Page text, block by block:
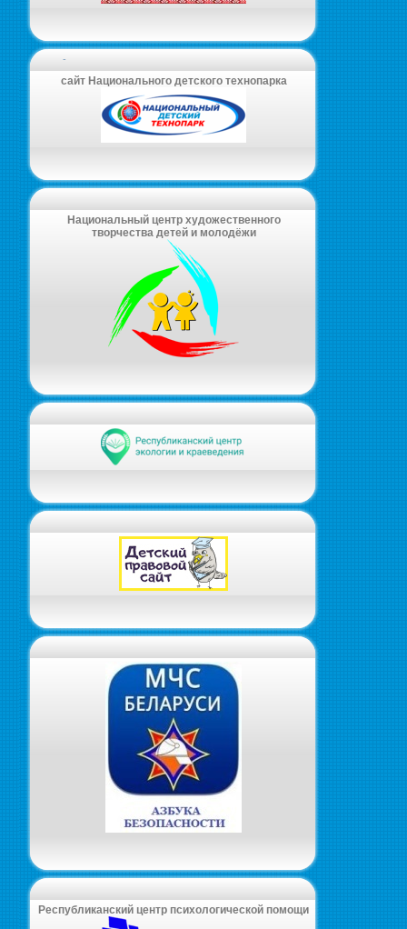
-
сайт Национального детского технопарка
Национальный центр художественного
творчества детей и молодёжи
Республиканский центр психологической помощи